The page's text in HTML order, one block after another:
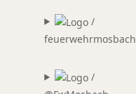
/
feuerwehrmosbach
/